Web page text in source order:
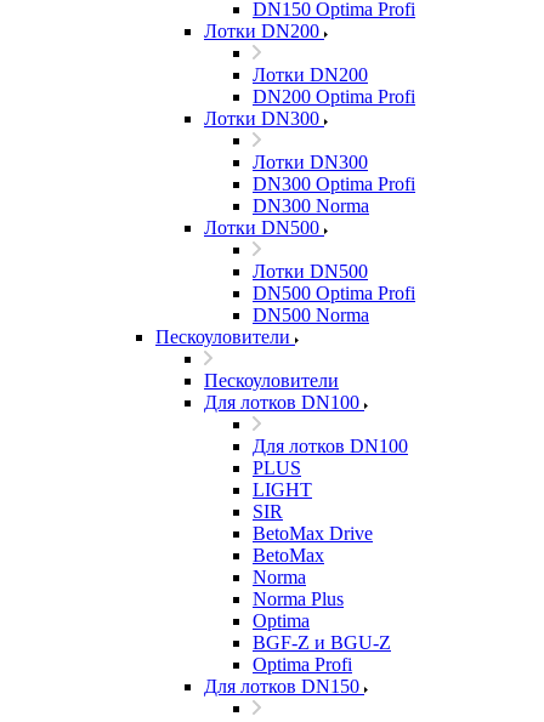
DN150 Optima Profi
Лотки DN200
Лотки DN200
DN200 Optima Profi
Лотки DN300
Лотки DN300
DN300 Optima Profi
DN300 Norma
Лотки DN500
Лотки DN500
DN500 Optima Profi
DN500 Norma
Пескоуловители
Пескоуловители
Для лотков DN100
Для лотков DN100
PLUS
LIGHT
SIR
BetoMax Drive
BetoMax
Norma
Norma Plus
Optima
BGF-Z и BGU-Z
Optima Profi
Для лотков DN150